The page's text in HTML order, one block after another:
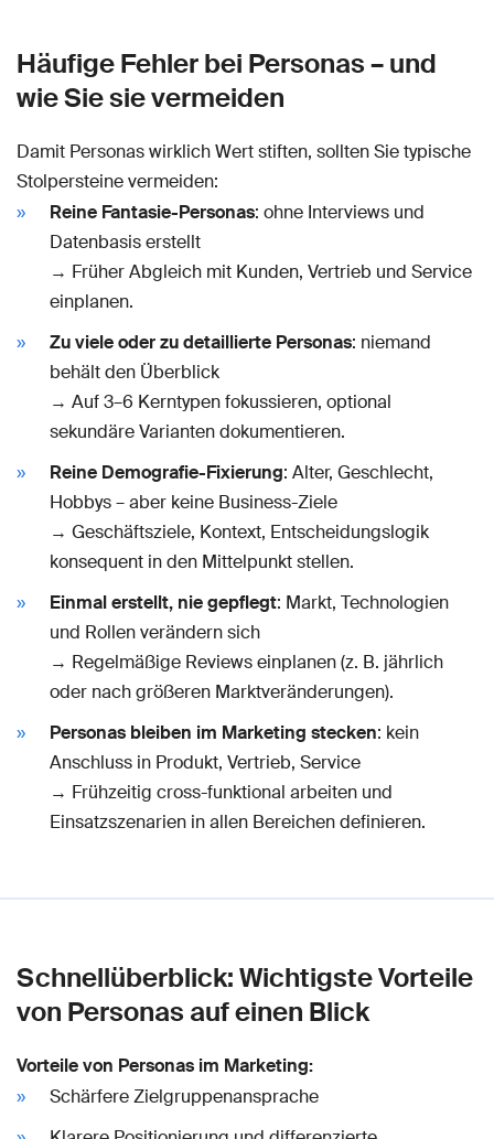
Häufige Fehler bei Personas – und
wie Sie sie vermeiden
Damit Personas wirklich Wert stiften, sollten Sie typische
Stolpersteine vermeiden:
Reine Fantasie-Personas: ohne Interviews und
Datenbasis erstellt
→ Früher Abgleich mit Kunden, Vertrieb und Service
einplanen.
Zu viele oder zu detaillierte Personas: niemand
behält den Überblick
→ Auf 3–6 Kerntypen fokussieren, optional
sekundäre Varianten dokumentieren.
Reine Demografie-Fixierung: Alter, Geschlecht,
Hobbys – aber keine Business-Ziele
→ Geschäftsziele, Kontext, Entscheidungslogik
konsequent in den Mittelpunkt stellen.
Einmal erstellt, nie gepflegt: Markt, Technologien
und Rollen verändern sich
→ Regelmäßige Reviews einplanen (z. B. jährlich
oder nach größeren Marktveränderungen).
Personas bleiben im Marketing stecken: kein
Anschluss in Produkt, Vertrieb, Service
→ Frühzeitig cross-funktional arbeiten und
Einsatzszenarien in allen Bereichen definieren.
Schnellüberblick: Wichtigste Vorteile
von Personas auf einen Blick
Vorteile von Personas im Marketing:
Schärfere Zielgruppenansprache